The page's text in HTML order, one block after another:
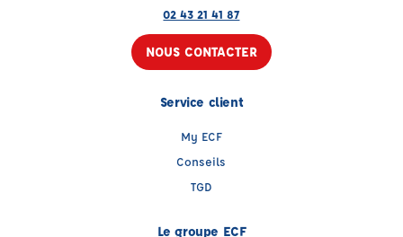
02 43 21 41 87
NOUS CONTACTER
Service client
My ECF
Conseils
TGD
Le groupe ECF